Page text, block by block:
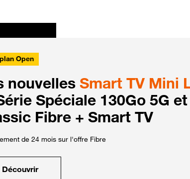
Open
nouvelles Smart TV Mini
Spéciale 130Go 5G
Fibre + Smart TV
de 24 mois sur l'offre Fibre
Découvrir